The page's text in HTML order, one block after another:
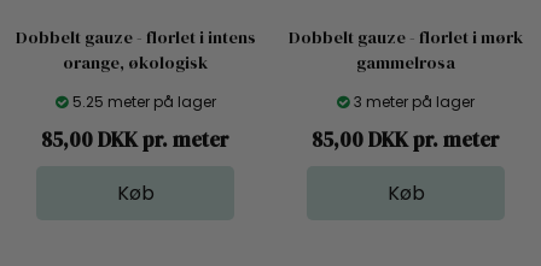
Dobbelt gauze - florlet i intens
orange, økologisk
5.25 meter på lager
85,00 DKK pr. meter
Dobbelt gauze - florlet i mørk
gammelrosa
3 meter på lager
85,00 DKK pr. meter